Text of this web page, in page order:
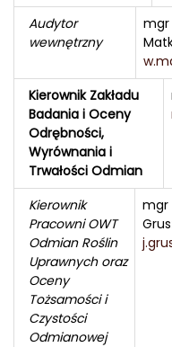
Audytor
wewnętrzny
mgr
Kierownik Zakładu
Badania i Oceny
Odrębności,
Wyrównania i
Trwałości Odmian
Kierownik
Pracowni OWT
Odmian Roślin
Uprawnych oraz
Oceny
Tożsamości i
Czystości
Odmianowej
mgr